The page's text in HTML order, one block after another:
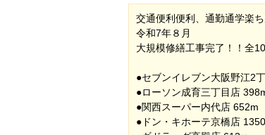
交通便利便利、通勤通学楽
令和7年８月
大規模修繕工事完了！！全
●セブンイレブン大阪野江2
●ローソン成育三丁目店
●関西スーパー内代店 652m
●ドン・キホーテ京橋店